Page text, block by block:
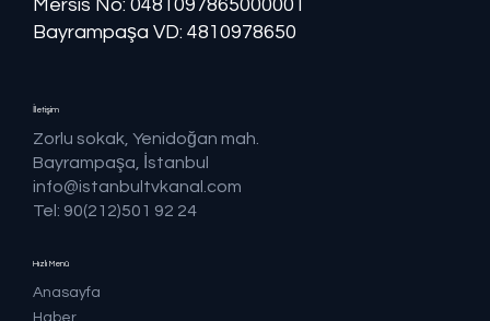
Mersis No: ​​0481097865000001
Bayrampaşa VD: 4810978650
Hızlı Menü
Anasayfa
Haber
İletişim
Zorlu sokak, Yenidoğan mah.
Bayrampaşa, İstanbul
info@istanbultvkanal.com
Tel: 90(212)501 92 24